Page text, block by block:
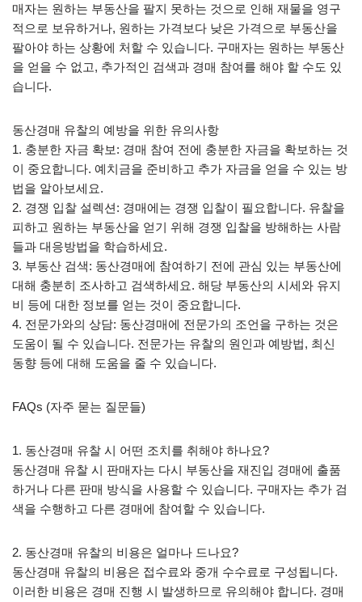
매자는 원하는 부동산을 팔지 못하는 것으로 인해 재물을 영구
적으로 보유하거나, 원하는 가격보다 낮은 가격으로 부동산을
팔아야 하는 상황에 처할 수 있습니다. 구매자는 원하는 부동산
을 얻을 수 없고, 추가적인 검색과 경매 참여를 해야 할 수도 있
습니다.
동산경매 유찰의 예방을 위한 유의사항
1. 충분한 자금 확보: 경매 참여 전에 충분한 자금을 확보하는 것
이 중요합니다. 예치금을 준비하고 추가 자금을 얻을 수 있는 방
법을 알아보세요.
2. 경쟁 입찰 설렉션: 경매에는 경쟁 입찰이 필요합니다. 유찰을
피하고 원하는 부동산을 얻기 위해 경쟁 입찰을 방해하는 사람
들과 대응방법을 학습하세요.
3. 부동산 검색: 동산경매에 참여하기 전에 관심 있는 부동산에
대해 충분히 조사하고 검색하세요. 해당 부동산의 시세와 유지
비 등에 대한 정보를 얻는 것이 중요합니다.
4. 전문가와의 상담: 동산경매에 전문가의 조언을 구하는 것은
도움이 될 수 있습니다. 전문가는 유찰의 원인과 예방법, 최신
동향 등에 대해 도움을 줄 수 있습니다.
FAQs (자주 묻는 질문들)
1. 동산경매 유찰 시 어떤 조치를 취해야 하나요?
동산경매 유찰 시 판매자는 다시 부동산을 재진입 경매에 출품
하거나 다른 판매 방식을 사용할 수 있습니다. 구매자는 추가 검
색을 수행하고 다른 경매에 참여할 수 있습니다.
2. 동산경매 유찰의 비용은 얼마나 드나요?
동산경매 유찰의 비용은 접수료와 중개 수수료로 구성됩니다.
이러한 비용은 경매 진행 시 발생하므로 유의해야 합니다. 경매